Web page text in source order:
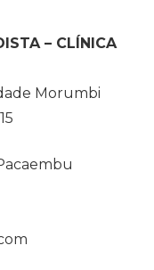
– CLÍNICA
Morumbi